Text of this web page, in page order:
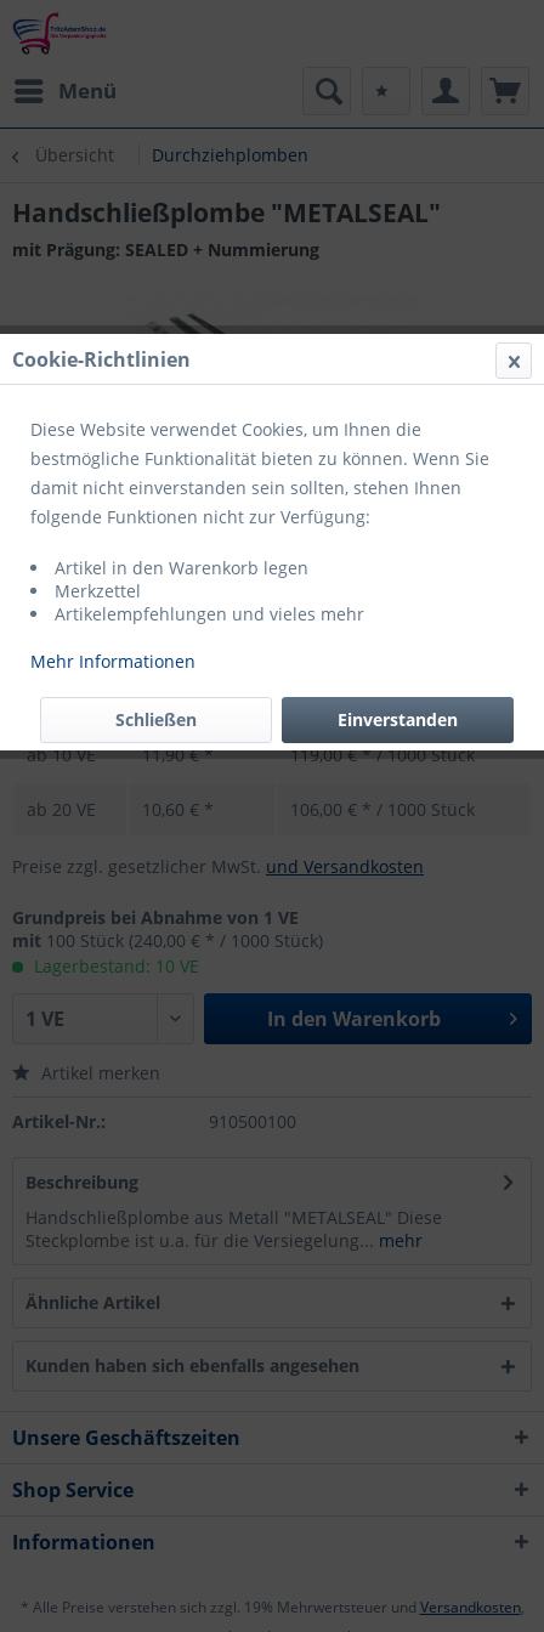
Menü
Übersicht Durchziehplomben
Handschließplombe "METALSEAL"
mit Prägung: SEALED + Nummierung
Menge Preis per VE
Grundpreis
ab5VE 14,40 € * 144,00 € * / 1000 Stück
ab10VE 11,90 € * 119,00 € * / 1000 Stück
ab 20 VE 10,60 € * 106,00 € * / 1000 Stück
Preise zzgl. gesetzlicher MwSt. und Versandkosten
Grundpreis bei Abnahme von 1 VE
mit 100 Stück (240,00 € * / 1000 Stück)
Lagerbestand: 10 VE
In den Warenkorb
Artikel merken
Artikel-Nr.: 910500100
Beschreibung
Handschließplombe aus Metall "METALSEAL" Diese
Steckplombe ist u.a. für die Versiegelung... mehr
Ähnliche Artikel
Kunden haben sich ebenfalls angesehen
Unsere Geschäftszeiten
Shop Service
Informationen
* Alle Preise verstehen sich zzgl. 19% Mehrwertsteuer und Versandkosten,
Cookie-Richtlinien
Diese Website verwendet Cookies, um Ihnen die
bestmögliche Funktionalität bieten zu können. Wenn Sie
damit nicht einverstanden sein sollten, stehen Ihnen
folgende Funktionen nicht zur Verfügung:
Artikel in den Warenkorb legen
Merkzettel
Artikelempfehlungen und vieles mehr
Mehr Informationen
Einverstanden
Schließen